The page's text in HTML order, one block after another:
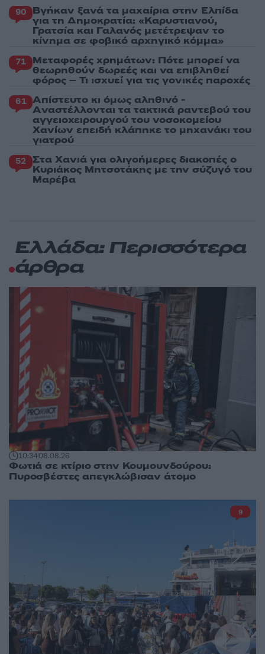
90 Βγήκαν ξανά τα μαχαίρια στην Ελπίδα
για τη Δημοκρατία: «Καρυστιανού,
Γρατσία και Γαλανός μετέτρεψαν το
κίνημα σε φοβικό αρχηγικό κόμμα»
71 Μεταφορές χρημάτων: Πότε μπορεί να
θεωρηθούν δωρεές και να επιβληθεί
φόρος – Τι ισχυεί για τις γονικές παροχές
61 Απίστευτο κι όμως αληθινό -
Aναστέλλονται τα τακτικά ραντεβού του
αγγειοχειρουργού του νοσοκομείου
Χανίων επειδή κλάπηκε το μηχανάκι του
γιατρού
52 Στα Χανιά για ολιγοήμερες διακοπές ο
Κυριάκος Μητσοτάκης με την σύζυγό του
Μαρέβα
Ελλάδα: Περισσότερα
άρθρα
10:3408.08.26
Φωτιά σε κτίριο στην Κουμουνδούρου:
Πυροσβέστες απεγκλώβισαν άτομο
9